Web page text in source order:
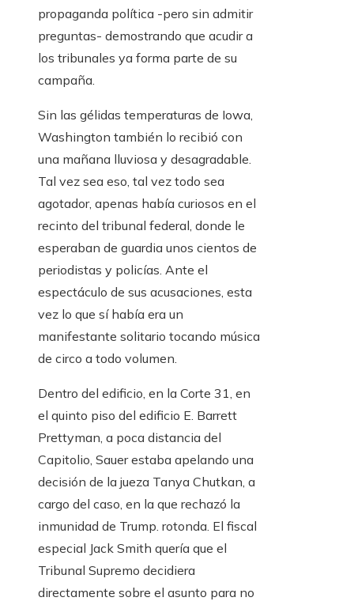
propaganda política -pero sin admitir
preguntas- demostrando que acudir a
los tribunales ya forma parte de su
campaña.
Sin las gélidas temperaturas de Iowa,
Washington también lo recibió con
una mañana lluviosa y desagradable.
Tal vez sea eso, tal vez todo sea
agotador, apenas había curiosos en el
recinto del tribunal federal, donde le
esperaban de guardia unos cientos de
periodistas y policías. Ante el
espectáculo de sus acusaciones, esta
vez lo que sí había era un
manifestante solitario tocando música
de circo a todo volumen.
Dentro del edificio, en la Corte 31, en
el quinto piso del edificio E. Barrett
Prettyman, a poca distancia del
Capitolio, Sauer estaba apelando una
decisión de la jueza Tanya Chutkan, a
cargo del caso, en la que rechazó la
inmunidad de Trump. rotonda. El fiscal
especial Jack Smith quería que el
Tribunal Supremo decidiera
directamente sobre el asunto para no